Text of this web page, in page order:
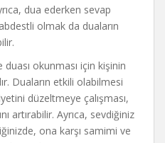
dua ederken sevap
olmak da duaların
okunması için kişinin
Duaların etkili olabilmesi
düzeltmeye çalışması,
artırabilir. Ayrıca, sevdiğiniz
ona karşı samimi ve